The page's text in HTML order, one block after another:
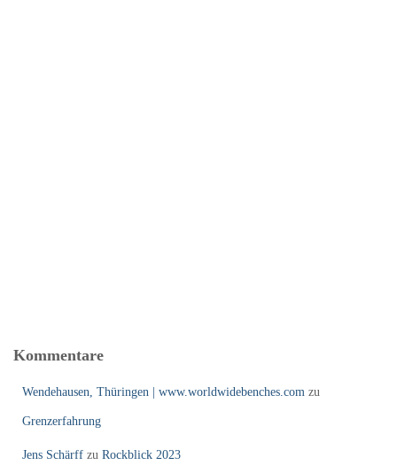
Kommentare
Wendehausen, Thüringen | www.worldwidebenches.com zu
Grenzerfahrung
Jens Schärff zu Rockblick 2023